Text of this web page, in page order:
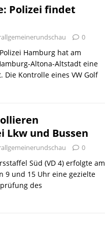
Polizei findet
0
Hamburg hat am
Altona-Altstadt eine
Kontrolle eines VW Golf
Lkw und Bussen
0
Süd (VD 4) erfolgte am
9 und 15 Uhr eine gezielte
des